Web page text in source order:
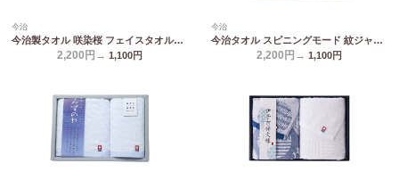
今治
今治製タオル 咲染桜 フェイスタオル2P SZ-2001
2,200円→ 1,100円
今治
今治タオル スピニングモード 紋ジャガードフェイスタオル&ウォッシュタオル SPT02249M
2,200円→ 1,100円